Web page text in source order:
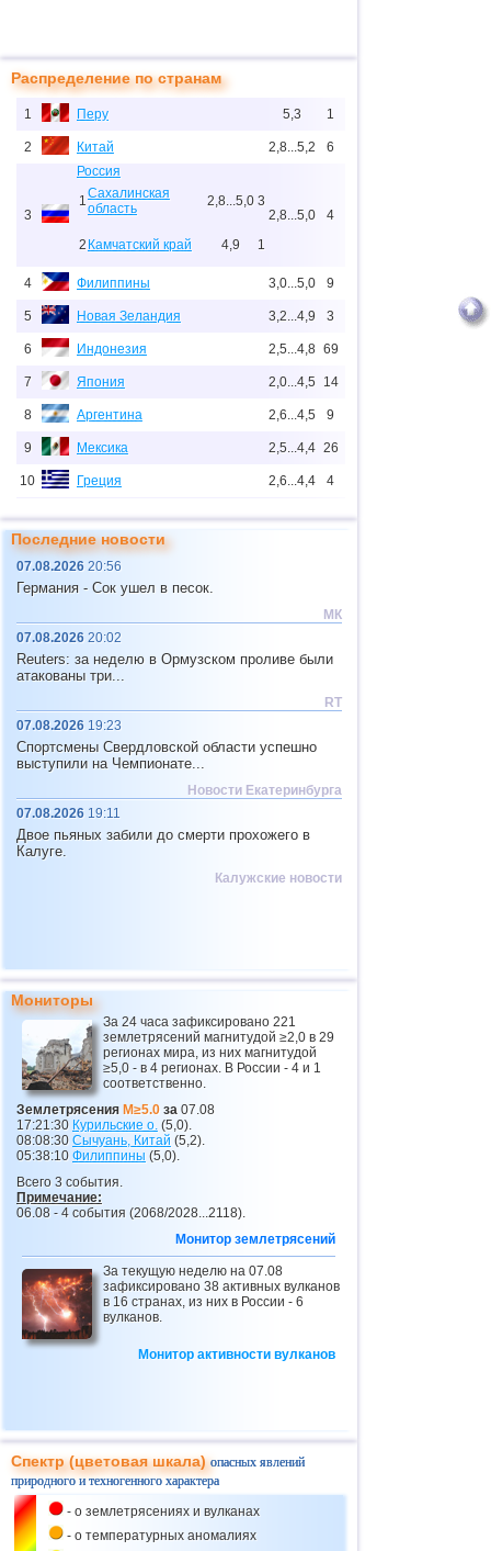
Распределение по странам
1 Перу 5,3 1
2 Китай 2,8...5,2 6
3
Россия
1Сахалинская
область
2,8...5,0 3
2 Камчатский край 4,9 1
2,8...5,0 4
4 Филиппины 3,0...5,0 9
5 Новая Зеландия 3,2...4,9 3
6 Индонезия 2,5...4,8 69
7 Япония 2,0...4,5 14
8 Аргентина 2,6...4,5 9
9 Мексика 2,5...4,4 26
10 Греция 2,6...4,4 4
12 Тонга
13 Чили
3
15 США
16 Гватемала
17 Пуэрто-Рико 2,5...3,6 6
18 Турция 2,5...3,5
20 Коста-Рика
21 ДР 3,2...3,4
Центральная Америка 3,4 1
26 Никарагуа
27 Бангладеш 2,5...2,8 2
28 Албания 2,6
29 Польша
Последние новости
07.08.2026 20:56
Германия - Сок ушел в песок.
МК
07.08.2026 20:02
Reuters: за неделю в Ормузском проливе были
атакованы три...
RT
07.08.2026 19:23
Спортсмены Свердловской области успешно
выступили на Чемпионате...
Новости Екатеринбурга
07.08.2026 19:11
Двое пьяных забили до смерти прохожего в
Калуге.
Калужские новости
Мониторы
За 24 часа зафиксировано 221
землетрясений магнитудой ≥2,0 в 29
регионах мира, из них магнитудой
≥5,0 - в 4 регионах. В России - 4 и 1
соответственно.
Землетрясения M≥5.0 за 07.08
17:21:30 Курильские о. (5,0).
08:08:30 Сычуань, Китай (5,2).
05:38:10 Филиппины (5,0).
Всего 3 события.
Примечание:
06.08 - 4 события (2068/2028...2118).
Монитор землетрясений
За текущую неделю на 07.08
зафиксировано 38 активных вулканов
в 16 странах, из них в России - 6
вулканов.
Монитор активности вулканов
Спектр (цветовая шкала)опасных явлений
природного и техногенного характера
- о землетрясениях и вулканах
- о температурных аномалиях